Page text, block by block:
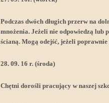
Podczas dwóch długich przerw na
mnożenia. Jeżeli nie odpowiedzą lub
ścianą. Mogą odejść, jeżeli
28. 09. 16 r. (środa)
Chętni dorośli pracujący w naszej